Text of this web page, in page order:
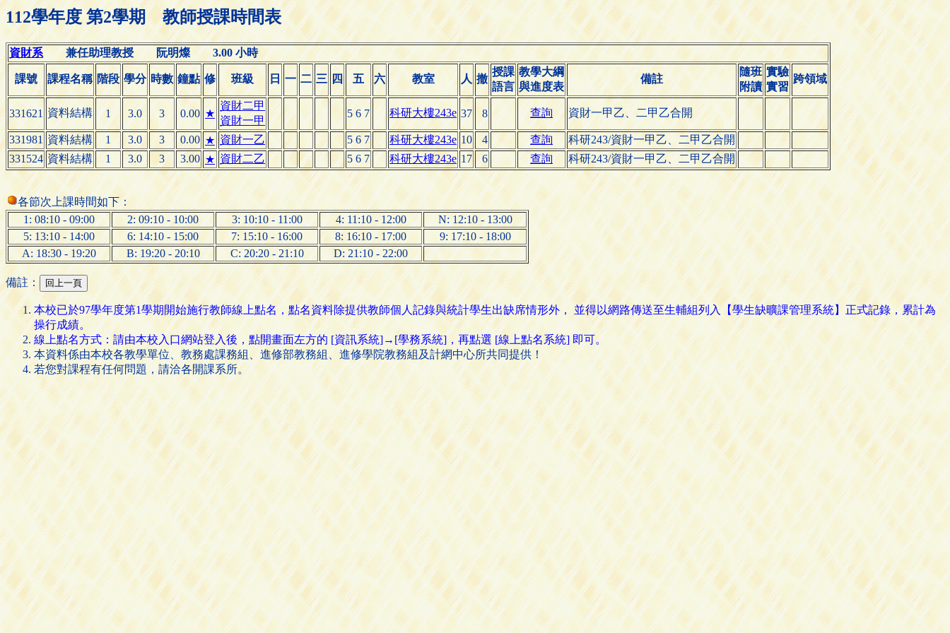
112學年度 第2學期 教師授課時間表
資財系兼任助理教授 阮明燦 3.00 小時
課號 課程名稱 階段 學分 時數 鐘點 修 班級 日 一 二 三 四 五 六 教室 人 撤
授課
語言
教學大綱
與進度表
備註
隨班
附讀
實驗
實習
跨領域
331621 資料結構 1 3.0 3 0.00 ★
資財二甲
資財一甲
5 6 7 科研大樓243e 37 8 查詢 資財一甲乙、二甲乙合開
331981 資料結構 1 3.0 3 0.00 ★ 資財一乙 5 6 7 科研大樓243e 10 4 查詢
科研243/資財一甲乙、二甲乙合開
331524 資料結構 1 3.0 3 3.00 ★ 資財二乙 5 6 7 科研大樓243e 17 6 查詢 科研243/資財一甲乙、二甲乙合開
各節次上課時間如下：
1: 08:10 - 09:00
2: 09:10 - 10:00 3: 10:10 - 11:00 4: 11:10 - 12:00
N: 12:10 - 13:00
5: 13:10 - 14:00
6: 14:10 - 15:00 7: 15:10 - 16:00 8: 16:10 - 17:00
9: 17:10 - 18:00
A: 18:30 - 19:20
B: 19:20 - 20:10 C: 20:20 - 21:10 D: 21:10 - 22:00
備註：
本校已於97學年度第1學期開始施行教師線上點名，點名資料除提供教師個人記錄與統計學生出缺席情形外， 並得以網路傳送至生輔組列入【學生缺曠課管理系統】正式記錄，累計為
操行成績。
線上點名方式：請由本校入口網站登入後，點開畫面左方的 [資訊系統]→[學務系統]，再點選 [線上點名系統] 即可。
本資料係由本校各教學單位、教務處課務組、進修部教務組、進修學院教務組及計網中心所共同提供！
若您對課程有任何問題，請洽各開課系所。